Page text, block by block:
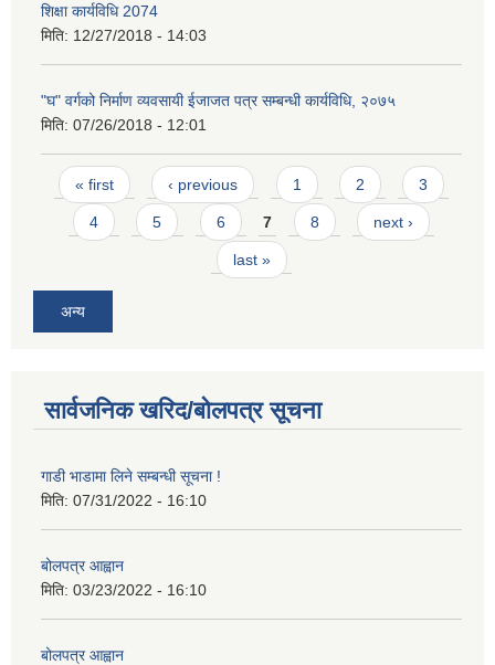
शिक्षा कार्यविधि 2074
मिति: 12/27/2018 - 14:03
"घ" वर्गको निर्माण व्यवसायी ईजाजत पत्र सम्बन्धी कार्यविधि, २०७५
मिति: 07/26/2018 - 12:01
Pages
« first ‹ previous 1 2 3
4 5 6 7 8 next ›
last »
अन्य
सार्वजनिक खरिद/बोलपत्र सूचना
गाडी भाडामा लिने सम्बन्धी सूचना !
मिति: 07/31/2022 - 16:10
बोलपत्र आह्वान
मिति: 03/23/2022 - 16:10
बोलपत्र आह्वान